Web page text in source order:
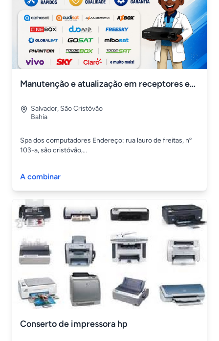
Manutenção e atualização em receptores em Salvador Ba
Salvador, São Cristóvão
Bahia
Spa dos computadores Endereço: rua lauro de freitas, nº
103-a, são cristóvão,...
A combinar
Conserto de impressora hp